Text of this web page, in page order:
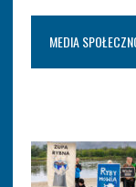
MEDIA